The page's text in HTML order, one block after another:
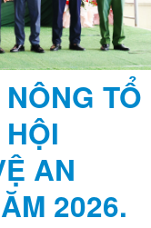
TỔ
AN
2026.